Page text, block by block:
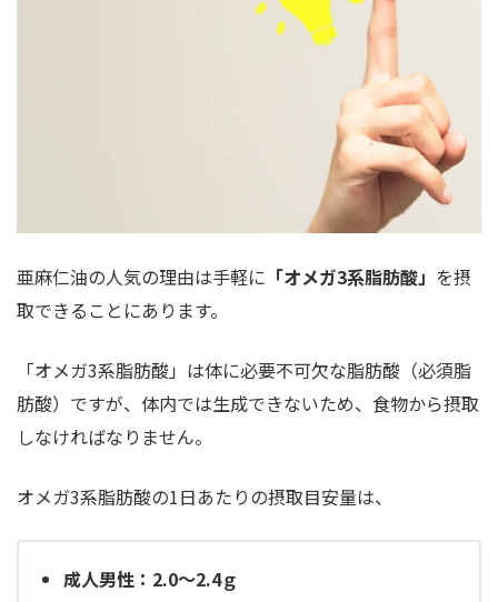
亜麻仁油の人気の理由は手軽に 「オメガ3系脂肪酸」 を摂
取できることにあります。
「オメガ3系脂肪酸」は体に必要不可欠な脂肪酸（必須脂
肪酸）ですが、体内では生成できないため、食物から摂取
しなければなりません。
オメガ3系脂肪酸の1日あたりの摂取目安量は、
成人男性：2.0～2.4ｇ